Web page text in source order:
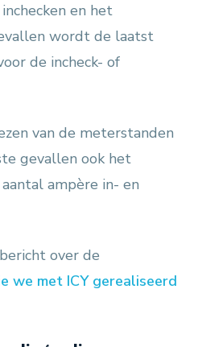
en het
wordt de laatst
de incheck- of
van de meterstanden
gevallen ook het
ampère in- en
over de
we met ICY gerealiseerd